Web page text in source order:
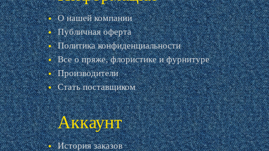
О нашей компании
Публичная оферта
Политика конфиденциальности
Все о пряже, флористике и фурнитуре
Производители
Стать поставщиком
Аккаунт
История заказов